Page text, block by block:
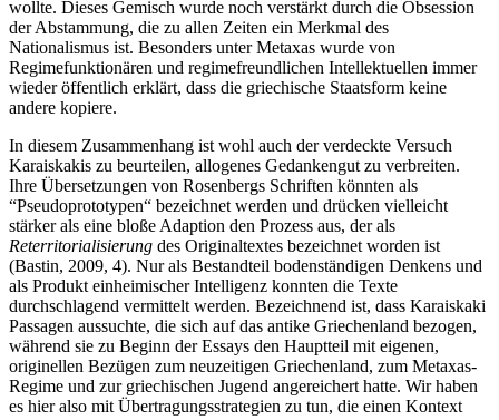
wollte. Dieses Gemisch wurde noch verstärkt durch die Obsession
der Abstammung, die zu allen Zeiten ein Merkmal des
Nationalismus ist. Besonders unter Metaxas wurde von
Regimefunktionären und regimefreundlichen Intellektuellen immer
wieder öffentlich erklärt, dass die griechische Staatsform keine
andere kopiere.
In diesem Zusammenhang ist wohl auch der verdeckte Versuch
Karaiskakis zu beurteilen, allogenes Gedankengut zu verbreiten.
Ihre Übersetzungen von Rosenbergs Schriften könnten als
“Pseudoprototypen“ bezeichnet werden und drücken vielleicht
stärker als eine bloße Adaption den Prozess aus, der als
Reterritorialisierung des Originaltextes bezeichnet worden ist
(Bastin, 2009, 4). Nur als Bestandteil bodenständigen Denkens und
als Produkt einheimischer Intelligenz konnten die Texte
durchschlagend vermittelt werden. Bezeichnend ist, dass Karaiskaki
Passagen aussuchte, die sich auf das antike Griechenland bezogen,
während sie zu Beginn der Essays den Hauptteil mit eigenen,
originellen Bezügen zum neuzeitigen Griechenland, zum Metaxas-
Regime und zur griechischen Jugend angereichert hatte. Wir haben
es hier also mit Übertragungsstrategien zu tun, die einen Kontext